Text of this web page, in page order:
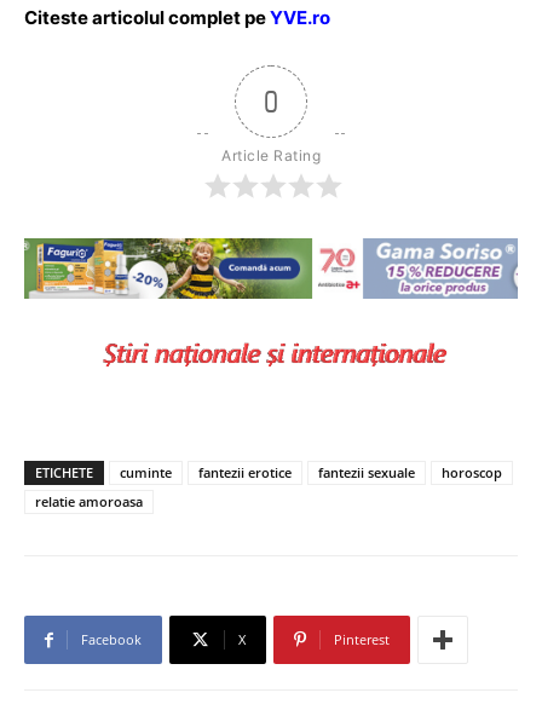
Citeste articolul complet peYVE.ro
0
Article Rating
ETICHETE cuminte fantezii erotice fantezii sexuale
horoscop
relatie amoroasa
Facebook X Pinterest